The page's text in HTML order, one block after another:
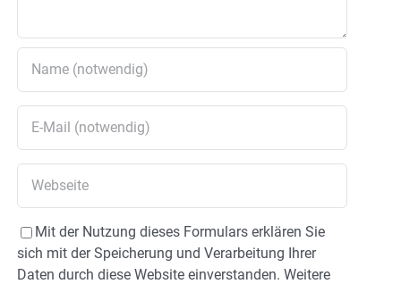
Mit der Nutzung dieses Formulars erklären Sie
sich mit der Speicherung und Verarbeitung Ihrer
Daten durch diese Website einverstanden. Weitere